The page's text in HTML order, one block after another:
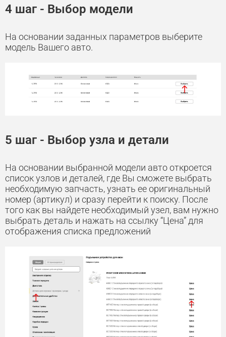
4 шаг - Выбор модели
На основании заданных параметров выберите
модель Вашего авто.
5 шаг - Выбор узла и детали
На основании выбранной модели авто откроется
список узлов и деталей, где Вы сможете выбрать
необходимую запчасть, узнать ее оригинальный
номер (артикул) и сразу перейти к поиску. После
того как вы найдете необходимый узел, вам нужно
выбрать деталь и нажать на ссылку “Цена” для
отображения списка предложений